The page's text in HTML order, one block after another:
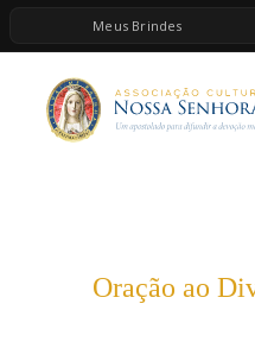
Meus Brindes
HOME
A ASSOCIAÇÃO
BRINDESOração ao